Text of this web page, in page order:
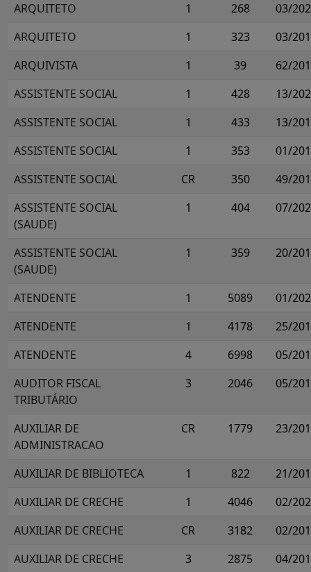
ARQUITETO 1 268
03/
ARQUITETO
1 323
03/
ARQUIVISTA
1 39
62/
ASSISTENTE SOCIAL
1 428
13/
ASSISTENTE SOCIAL
1 433
13/
ASSISTENTE SOCIAL
1 353
01/
ASSISTENTE SOCIAL
CR 350
49/
ASSISTENTE SOCIAL
(SAUDE)
1 404 07/
ASSISTENTE SOCIAL
(SAUDE)
1 359 20/
ATENDENTE 1 5089
01/
ATENDENTE
1 4178
25/
ATENDENTE
4 6998
05/
AUDITOR FISCAL
TRIBUTÁRIO
3 2046 05/
AUXILIAR DE
ADMINISTRACAO
CR 1779 23/
AUXILIAR DE BIBLIOTECA 1 822
21/
AUXILIAR DE CRECHE
1 4046
02/
AUXILIAR DE CRECHE
CR 3182
02/
AUXILIAR DE CRECHE
3 2875
04/